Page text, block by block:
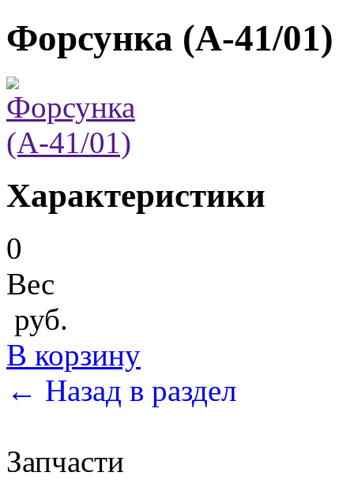
Форсунка (А-41/01)
Характеристики
0
Вес
руб.
В корзину
← Назад в раздел
Запчасти